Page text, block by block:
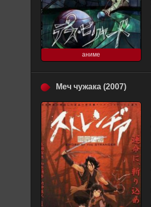
аниме
Меч чужака (2007)